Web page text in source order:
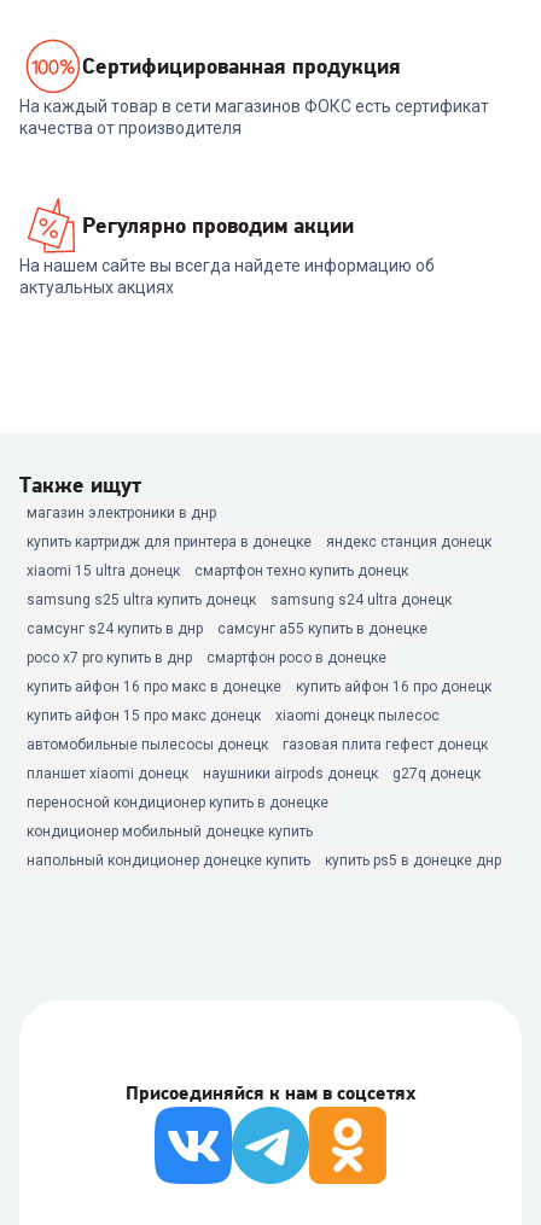
Cертифицированная продукция
На каждый товар в сети магазинов ФОКС есть сертификат
качества от производителя
Регулярно проводим акции
На нашем сайте вы всегда найдете информацию об
актуальных акциях
Также ищут
магазин электроники в днр
купить картридж для принтера в донецке
яндекс станция донецк
xiaomi 15 ultra донецк
смартфон техно купить донецк
samsung s25 ultra купить донецк
samsung s24 ultra донецк
самсунг s24 купить в днр
самсунг а55 купить в донецке
poco x7 pro купить в днр
смартфон poco в донецке
купить айфон 16 про макс в донецке
купить айфон 16 про донецк
купить айфон 15 про макс донецк
xiaomi донецк пылесос
автомобильные пылесосы донецк
газовая плита гефест донецк
планшет xiaomi донецк
наушники airpods донецк
g27q донецк
переносной кондиционер купить в донецке
кондиционер мобильный донецке купить
напольный кондиционер донецке купить
купить ps5 в донецке днр
Присоединяйся к нам в соцсетях